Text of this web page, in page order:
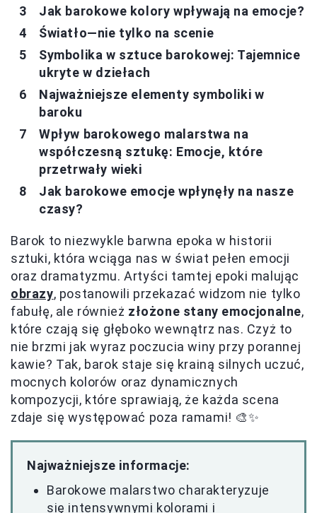
Jak barokowe kolory wpływają na emocje?
Światło—nie tylko na scenie
Symbolika w sztuce barokowej: Tajemnice
ukryte w dziełach
Najważniejsze elementy symboliki w
baroku
Wpływ barokowego malarstwa na
współczesną sztukę: Emocje, które
przetrwały wieki
Jak barokowe emocje wpłynęły na nasze
czasy?
Barok to niezwykle barwna epoka w historii
sztuki, która wciąga nas w świat pełen emocji
oraz dramatyzmu. Artyści tamtej epoki malując
obrazy, postanowili przekazać widzom nie tylko
fabułę, ale również złożone stany emocjonalne,
które czają się głęboko wewnątrz nas. Czyż to
nie brzmi jak wyraz poczucia winy przy porannej
kawie? Tak, barok staje się krainą silnych uczuć,
mocnych kolorów oraz dynamicznych
kompozycji, które sprawiają, że każda scena
zdaje się występować poza ramami! 🎨✨
Najważniejsze informacje:
Barokowe malarstwo charakteryzuje
się intensywnymi kolorami i